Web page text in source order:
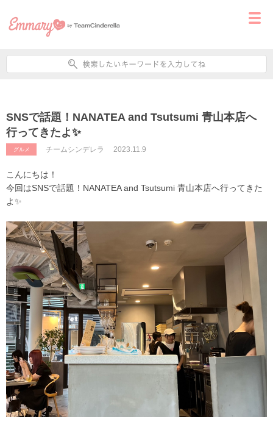
SNSで話題！NANATEA and Tsutsumi 青山本店へ
行ってきたよ✨
グルメ チームシンデレラ 2023.11.9
こんにちは！
今回はSNSで話題！NANATEA and Tsutsumi 青山本店へ行ってきた
よ✨